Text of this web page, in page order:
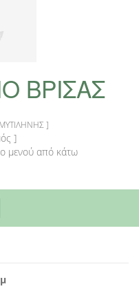
ΒΡΙΣΑΣ
]
]
μενού από κάτω